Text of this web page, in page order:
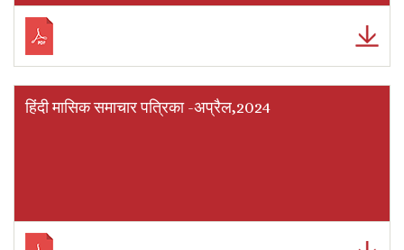
हिंदी मासिक समाचार पत्रिका -अप्रैल,2024